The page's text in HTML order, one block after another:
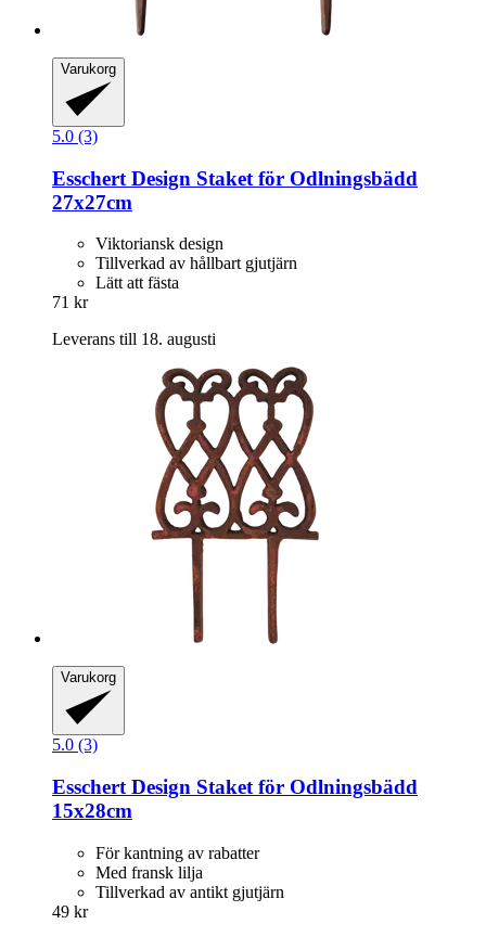
Varukorg
5.0 (3)
Esschert Design Staket för Odlningsbädd
27x27cm
Viktoriansk design
Tillverkad av hållbart gjutjärn
Lätt att fästa
71 kr
Leverans till 18. augusti
Varukorg
5.0 (3)
Esschert Design Staket för Odlningsbädd
15x28cm
För kantning av rabatter
Med fransk lilja
Tillverkad av antikt gjutjärn
49 kr